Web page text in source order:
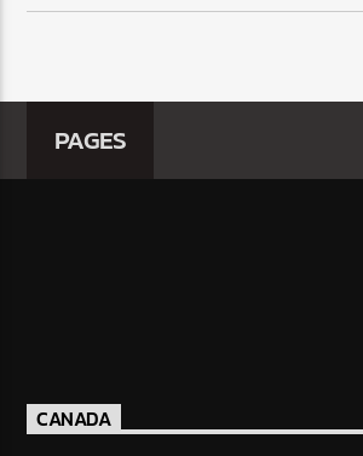
PAGES
CANADA